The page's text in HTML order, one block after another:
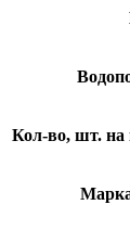
Кол-во, шт. на